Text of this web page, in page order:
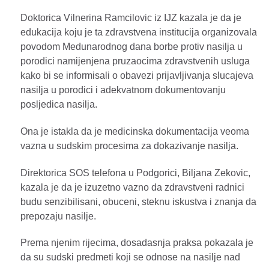
Doktorica Vilnerina Ramcilovic iz IJZ kazala je da je
edukacija koju je ta zdravstvena institucija organizovala
povodom Medunarodnog dana borbe protiv nasilja u
porodici namijenjena pruzaocima zdravstvenih usluga
kako bi se informisali o obavezi prijavljivanja slucajeva
nasilja u porodici i adekvatnom dokumentovanju
posljedica nasilja.
Ona je istakla da je medicinska dokumentacija veoma
vazna u sudskim procesima za dokazivanje nasilja.
Direktorica SOS telefona u Podgorici, Biljana Zekovic,
kazala je da je izuzetno vazno da zdravstveni radnici
budu senzibilisani, obuceni, steknu iskustva i znanja da
prepozaju nasilje.
Prema njenim rijecima, dosadasnja praksa pokazala je
da su sudski predmeti koji se odnose na nasilje nad